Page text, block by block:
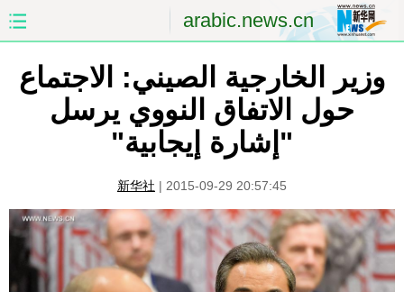
arabic.news.cn
الصين الصفحة الأولى
الشرق الأوسط العالم
الصين والعالم العربي
العلوم والصحة الثقافة والتعليم
الرياضة السياحة والبيئة
وزير الخارجية الصيني: الاجتماع
حول الاتفاق النووي يرسل
"إشارة إيجابية"
新华社 | 2015-09-29 20:57:45